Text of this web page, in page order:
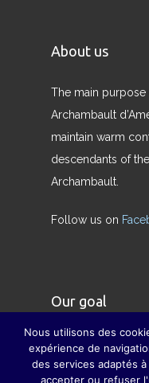
About us
The main
Archambault
maintain warm
descendants of
Archambault.
Follow us on
Our goal
Our goal is to
family and to
Nous utilisons des
expérience de
des services adaptés
accepter ou refuser